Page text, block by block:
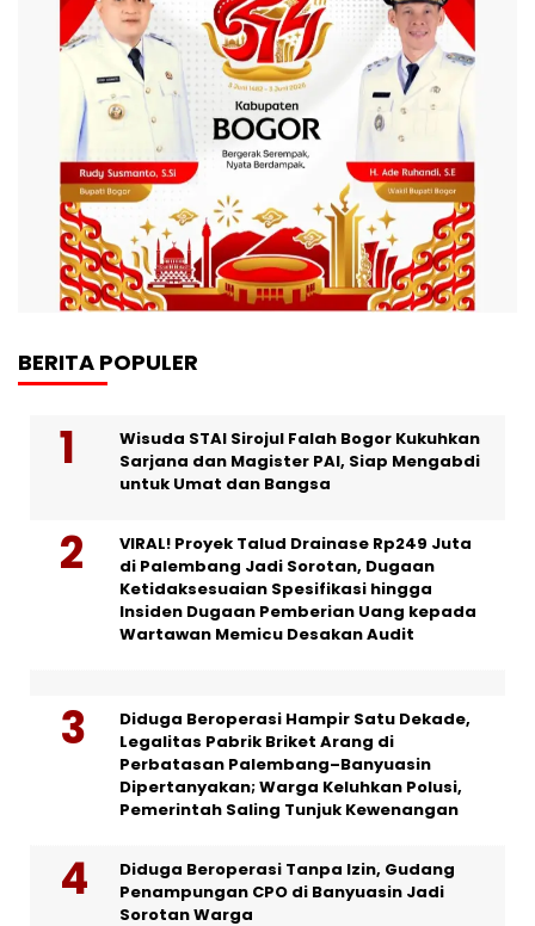
BERITA POPULER
Wisuda STAI Sirojul Falah Bogor Kukuhkan
Sarjana dan Magister PAI, Siap Mengabdi
untuk Umat dan Bangsa
VIRAL! Proyek Talud Drainase Rp249 Juta
di Palembang Jadi Sorotan, Dugaan
Ketidaksesuaian Spesifikasi hingga
Insiden Dugaan Pemberian Uang kepada
Wartawan Memicu Desakan Audit
Diduga Beroperasi Hampir Satu Dekade,
Legalitas Pabrik Briket Arang di
Perbatasan Palembang–Banyuasin
Dipertanyakan; Warga Keluhkan Polusi,
Pemerintah Saling Tunjuk Kewenangan
Diduga Beroperasi Tanpa Izin, Gudang
Penampungan CPO di Banyuasin Jadi
Sorotan Warga